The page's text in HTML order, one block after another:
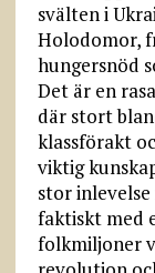
svälten i
Holodomor,
hungersnöd
Det är en
där stort
klassförakt
viktig
stor inlevelse
faktiskt med
folkmiljoner